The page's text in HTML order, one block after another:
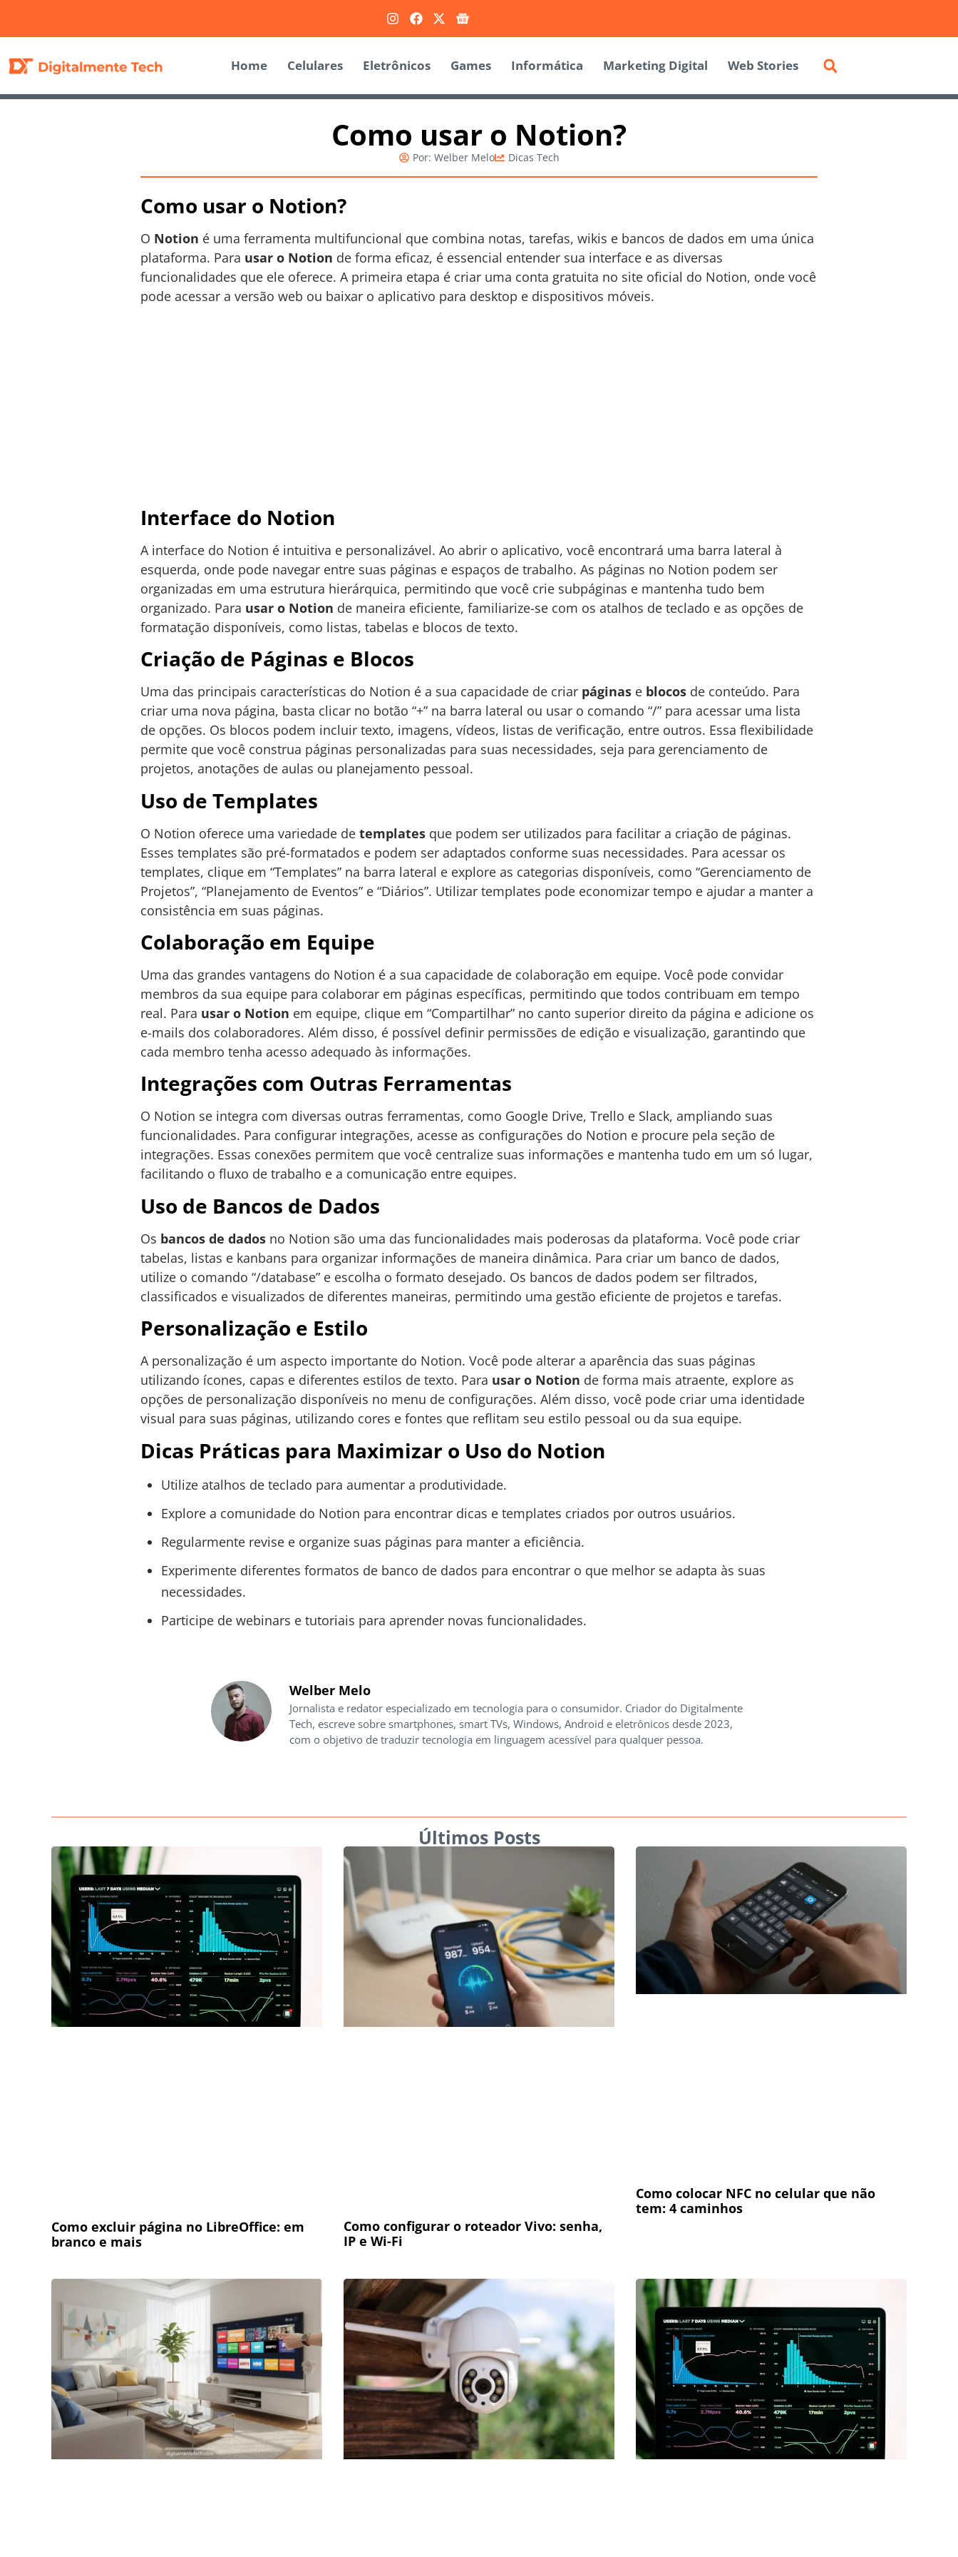
Home Celulares Eletrônicos Games Informática Marketing Digital Web Stories
Como usar o Notion?
Por: Welber Melo Dicas Tech
Como usar o Notion?
O Notion é uma ferramenta multifuncional que combina notas, tarefas, wikis e bancos de dados em uma única
plataforma. Para usar o Notion de forma eficaz, é essencial entender sua interface e as diversas
funcionalidades que ele oferece. A primeira etapa é criar uma conta gratuita no site oficial do Notion, onde você
pode acessar a versão web ou baixar o aplicativo para desktop e dispositivos móveis.
Interface do Notion
A interface do Notion é intuitiva e personalizável. Ao abrir o aplicativo, você encontrará uma barra lateral à
esquerda, onde pode navegar entre suas páginas e espaços de trabalho. As páginas no Notion podem ser
organizadas em uma estrutura hierárquica, permitindo que você crie subpáginas e mantenha tudo bem
organizado. Para usar o Notion de maneira eficiente, familiarize-se com os atalhos de teclado e as opções de
formatação disponíveis, como listas, tabelas e blocos de texto.
Criação de Páginas e Blocos
Uma das principais características do Notion é a sua capacidade de criar páginas e blocos de conteúdo. Para
criar uma nova página, basta clicar no botão “+” na barra lateral ou usar o comando “/” para acessar uma lista
de opções. Os blocos podem incluir texto, imagens, vídeos, listas de verificação, entre outros. Essa flexibilidade
permite que você construa páginas personalizadas para suas necessidades, seja para gerenciamento de
projetos, anotações de aulas ou planejamento pessoal.
Uso de Templates
O Notion oferece uma variedade de templates que podem ser utilizados para facilitar a criação de páginas.
Esses templates são pré-formatados e podem ser adaptados conforme suas necessidades. Para acessar os
templates, clique em “Templates” na barra lateral e explore as categorias disponíveis, como “Gerenciamento de
Projetos”, “Planejamento de Eventos” e “Diários”. Utilizar templates pode economizar tempo e ajudar a manter a
consistência em suas páginas.
Colaboração em Equipe
Uma das grandes vantagens do Notion é a sua capacidade de colaboração em equipe. Você pode convidar
membros da sua equipe para colaborar em páginas específicas, permitindo que todos contribuam em tempo
real. Para usar o Notion em equipe, clique em “Compartilhar” no canto superior direito da página e adicione os
e-mails dos colaboradores. Além disso, é possível definir permissões de edição e visualização, garantindo que
cada membro tenha acesso adequado às informações.
Integrações com Outras Ferramentas
O Notion se integra com diversas outras ferramentas, como Google Drive, Trello e Slack, ampliando suas
funcionalidades. Para configurar integrações, acesse as configurações do Notion e procure pela seção de
integrações. Essas conexões permitem que você centralize suas informações e mantenha tudo em um só lugar,
facilitando o fluxo de trabalho e a comunicação entre equipes.
Uso de Bancos de Dados
Os bancos de dados no Notion são uma das funcionalidades mais poderosas da plataforma. Você pode criar
tabelas, listas e kanbans para organizar informações de maneira dinâmica. Para criar um banco de dados,
utilize o comando “/database” e escolha o formato desejado. Os bancos de dados podem ser filtrados,
classificados e visualizados de diferentes maneiras, permitindo uma gestão eficiente de projetos e tarefas.
Personalização e Estilo
A personalização é um aspecto importante do Notion. Você pode alterar a aparência das suas páginas
utilizando ícones, capas e diferentes estilos de texto. Para usar o Notion de forma mais atraente, explore as
opções de personalização disponíveis no menu de configurações. Além disso, você pode criar uma identidade
visual para suas páginas, utilizando cores e fontes que reflitam seu estilo pessoal ou da sua equipe.
Dicas Práticas para Maximizar o Uso do Notion
Utilize atalhos de teclado para aumentar a produtividade.
Explore a comunidade do Notion para encontrar dicas e templates criados por outros usuários.
Regularmente revise e organize suas páginas para manter a eficiência.
Experimente diferentes formatos de banco de dados para encontrar o que melhor se adapta às suas
necessidades.
Participe de webinars e tutoriais para aprender novas funcionalidades.
Welber Melo
Jornalista e redator especializado em tecnologia para o consumidor. Criador do Digitalmente
Tech, escreve sobre smartphones, smart TVs, Windows, Android e eletrônicos desde 2023,
com o objetivo de traduzir tecnologia em linguagem acessível para qualquer pessoa.
Últimos Posts
Como excluir página no LibreOffice: em
branco e mais
Como configurar o roteador Vivo: senha,
IP e Wi-Fi
Como colocar NFC no celular que não
tem: 4 caminhos